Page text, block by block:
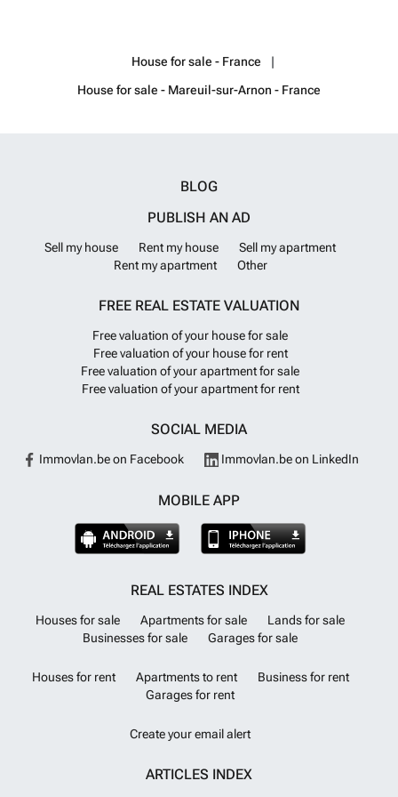
House for sale - France
House for sale - Mareuil-sur-Arnon - France
BLOG
PUBLISH AN AD
Sell my house Rent my house
Sell my apartment
Rent my apartment
Other
FREE REAL ESTATE VALUATION
Free valuation of your house for sale
Free valuation of your house for rent
Free valuation of your apartment for sale
Free valuation of your apartment for rent
SOCIAL MEDIA
Immovlan.be on Facebook Immovlan.be on LinkedIn
MOBILE APP
REAL ESTATES INDEX
Houses for sale Apartments for sale
Lands for sale
Businesses for sale
Garages for sale
Houses for rent Apartments to rent
Business for rent
Garages for rent
Create your email alert
ARTICLES INDEX